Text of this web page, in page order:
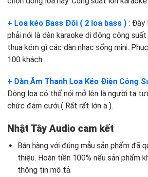
+ Loa kéo Bass Đôi ( 2 loa bass ) : Đây
phải nói là dàn karaoke di động công
thua kém gì các dàn nhạc sống mini.
100 khách.
+ Dàn Âm Thanh Loa Kéo Điện Công
Dòng loa có thể nói mở lên là người ta
chức đám cưới ( Rất rất lớn ạ ).
Nhật Tây Audio cam kết
Bán hàng với đúng mẫu sản phẩm đã
thiệu. Hoàn tiền 100% nếu sản phẩm
thông tin mô tả.